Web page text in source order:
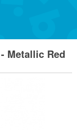
Metallic Red